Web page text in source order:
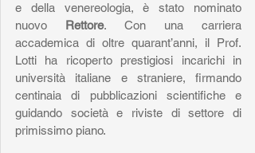
e della venereologia, è stato nominato
nuovo Rettore. Con una carriera
accademica di oltre quarant’anni, il Prof.
Lotti ha ricoperto prestigiosi incarichi in
università italiane e straniere, firmando
centinaia di pubblicazioni scientifiche e
guidando società e riviste di settore di
primissimo piano.